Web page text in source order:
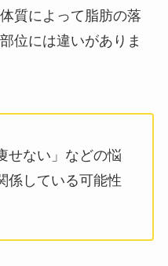
質によって脂肪の落
位には違いがありま
せない」などの悩
係している可能性